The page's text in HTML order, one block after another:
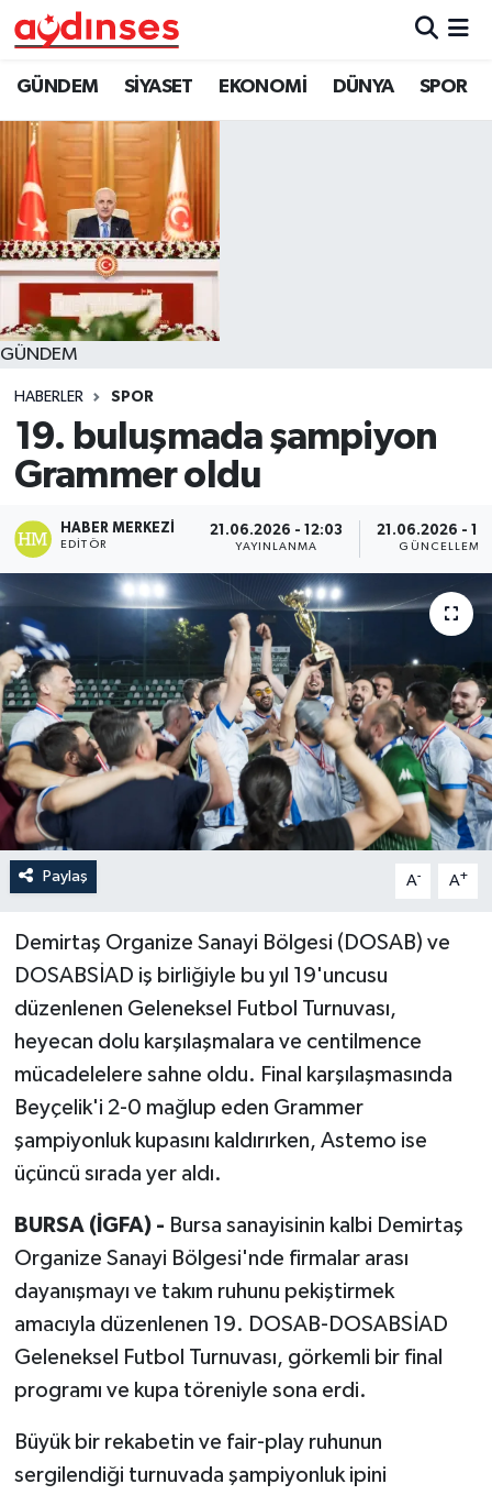
GÜNDEM SİYASET EKONOMİ DÜNYA SPOR
GÜNDEM
HABERLER SPOR
19. buluşmada şampiyon
Grammer oldu
HABER MERKEZI
EDITÖR
21.06.2026 - 12:03
YAYINLANMA
21.06.2026 -
GÜNCELLEME
Paylaş A- A+
Demirtaş Organize Sanayi Bölgesi (DOSAB) ve
DOSABSİAD iş birliğiyle bu yıl 19'uncusu
düzenlenen Geleneksel Futbol Turnuvası,
heyecan dolu karşılaşmalara ve centilmence
mücadelelere sahne oldu. Final karşılaşmasında
Beyçelik'i 2-0 mağlup eden Grammer
şampiyonluk kupasını kaldırırken, Astemo ise
üçüncü sırada yer aldı.
BURSA (İGFA) - Bursa sanayisinin kalbi Demirtaş
Organize Sanayi Bölgesi'nde firmalar arası
dayanışmayı ve takım ruhunu pekiştirmek
amacıyla düzenlenen 19. DOSAB-DOSABSİAD
Geleneksel Futbol Turnuvası, görkemli bir final
programı ve kupa töreniyle sona erdi.
Büyük bir rekabetin ve fair-play ruhunun
sergilendiği turnuvada şampiyonluk ipini
GÜNDEM
SİYASET
EKONOMİ
DÜNYA
SPOR
MAGAZİN
YAŞAM
Nöbetçi Eczaneler
Hava Durumu
Aydin Namaz Vakitleri
Trafik Durumu
Süper Lig Puan Durumu ve Fikstür
Tüm Manşetler
Son Dakika Haberleri
Haber Arşivi